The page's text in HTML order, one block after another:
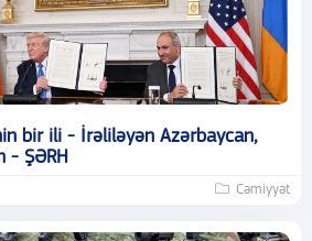
bir ili - İrəliləyən Azərbaycan,
- ŞƏRH
Cəmiyyət